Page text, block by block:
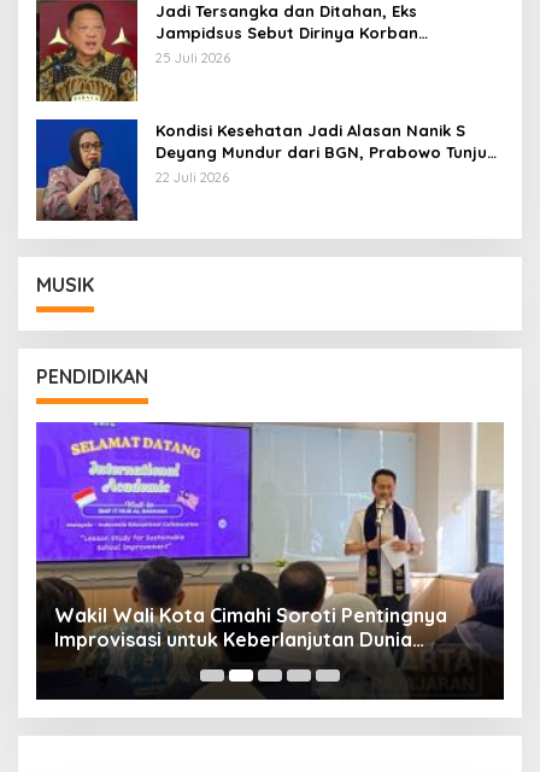
Jadi Tersangka dan Ditahan, Eks
Jampidsus Sebut Dirinya Korban
Kriminalisasi
25 Juli 2026
Kondisi Kesehatan Jadi Alasan Nanik S
Deyang Mundur dari BGN, Prabowo Tunjuk
Wamentan Sudaryono
22 Juli 2026
MUSIK
PENDIDIKAN
Wakil Wali Kota Cimahi Soroti Pentingnya
Improvisasi untuk Keberlanjutan Dunia
Pendidikan